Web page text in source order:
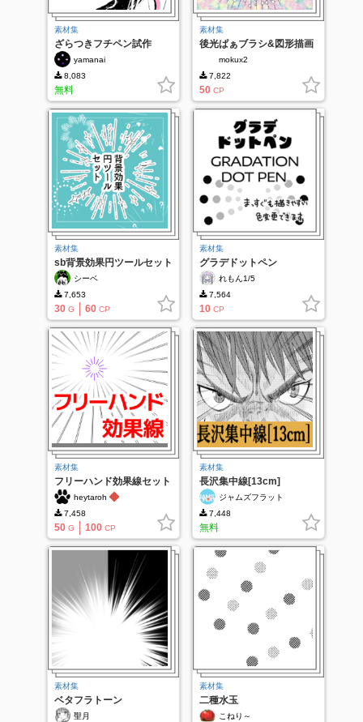
素材集
ざらつきフチペン試作
yamanai
8,083
無料
素材集
後光ぱぁブラシ&図形描画
mokux2
7,822
50 CP
素材集
sb背景効果円ツールセット
シーベ
7,653
30 G 60 CP
素材集
グラデドットペン
れもん1/5
7,564
10 CP
素材集
フリーハンド効果線セット
heytaroh ◆
7,458
50 G 100 CP
素材集
長沢集中線[13cm]
ジャムズフラット
7,448
無料
素材集
ベタフラトーン
聖月
素材集
二種水玉
こねり～